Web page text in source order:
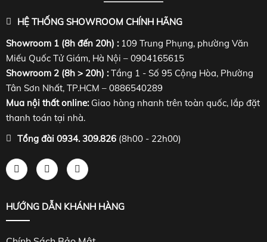
HỆ THỐNG SHOWROOM CHÍNH HÃNG
Showroom 1 (8h đến 20h) : 109 Trung Phụng, phường Văn
Miếu Quốc Tử Giám, Hà Nội – 0904165615
Showroom 2 (8h > 20h) :Tầng 1 - Số 95 Cộng Hòa, Phường
Tân Sơn Nhất, TP.HCM – 0886540289
Mua nội thất online:Giao hàng nhanh trên toàn quốc, lắp đặt
thanh toán tại nhà.
Tổng đài 0934. 309.826 (8h00 - 22h00)
HƯỚNG DẪN KHÁNH HÀNG